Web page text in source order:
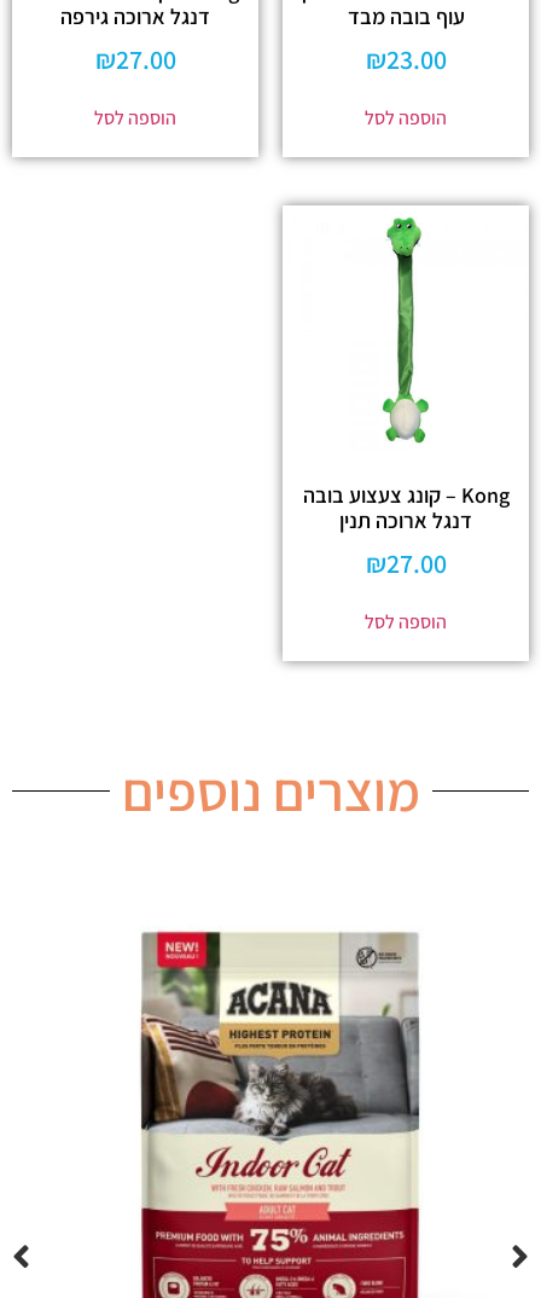
עוף בובה מבד
₪23.00
הוספה לסל
דנגל ארוכה גירפה
₪27.00
הוספה לסל
Kong – קונג צעצוע בובה
דנגל ארוכה תנין
₪27.00
הוספה לסל
מוצרים נוספים